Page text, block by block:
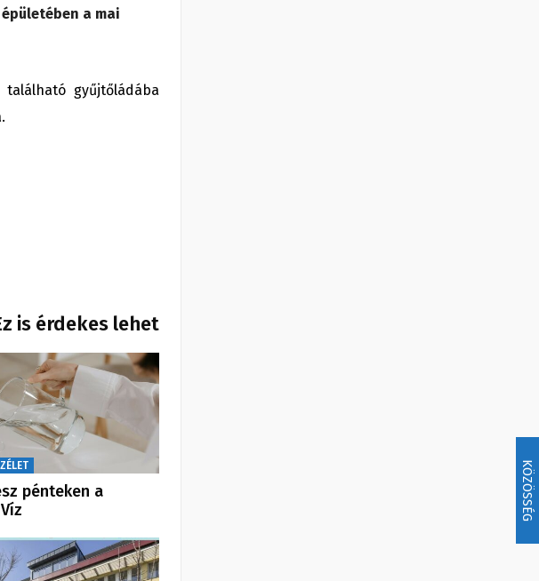
KÖZÖSSÉG
a mai
gyűjtőládába
is érdekes lehet
pénteken a